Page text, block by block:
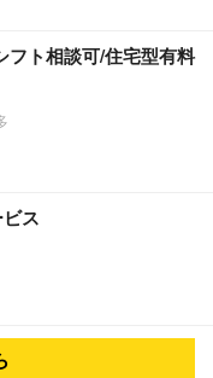
フト相談可/住宅型有料
ス